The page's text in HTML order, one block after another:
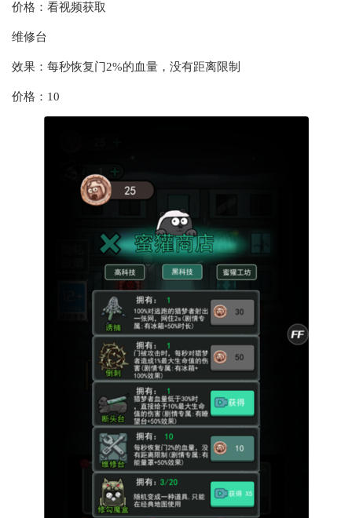
价格：看视频获取
维修台
效果：每秒恢复门2%的血量，没有距离限制
价格：10